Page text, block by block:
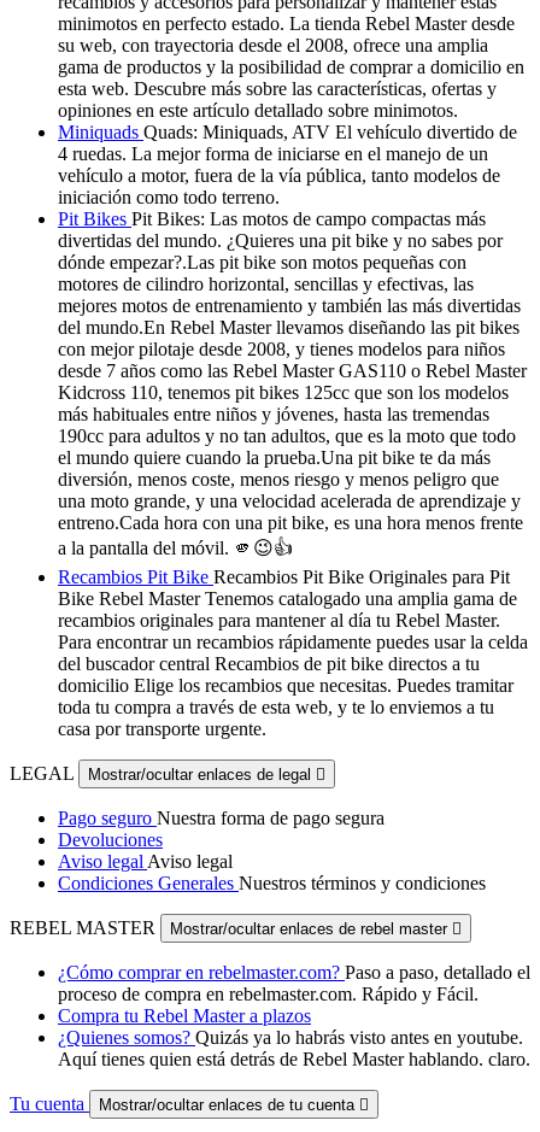
minimotos en perfecto estado. La tienda Rebel Master desde
su web, con trayectoria desde el 2008, ofrece una amplia
gama de productos y la posibilidad de comprar a domicilio en
esta web. Descubre más sobre las características, ofertas y
opiniones en este artículo detallado sobre minimotos.
Miniquads Quads: Miniquads, ATV El vehículo divertido de
4 ruedas. La mejor forma de iniciarse en el manejo de un
vehículo a motor, fuera de la vía pública, tanto modelos de
iniciación como todo terreno.
Pit Bikes Pit Bikes: Las motos de campo compactas más
divertidas del mundo. ¿Quieres una pit bike y no sabes por
dónde empezar?.Las pit bike son motos pequeñas con
motores de cilindro horizontal, sencillas y efectivas, las
mejores motos de entrenamiento y también las más divertidas
del mundo.En Rebel Master llevamos diseñando las pit bikes
con mejor pilotaje desde 2008, y tienes modelos para niños
desde 7 años como las Rebel Master GAS110 o Rebel Master
Kidcross 110, tenemos pit bikes 125cc que son los modelos
más habituales entre niños y jóvenes, hasta las tremendas
190cc para adultos y no tan adultos, que es la moto que todo
el mundo quiere cuando la prueba.Una pit bike te da más
diversión, menos coste, menos riesgo y menos peligro que
una moto grande, y una velocidad acelerada de aprendizaje y
entreno.Cada hora con una pit bike, es una hora menos frente
a la pantalla del móvil. 🫵😉👍
Recambios Pit Bike Recambios Pit Bike Originales para Pit
Bike Rebel Master Tenemos catalogado una amplia gama de
recambios originales para mantener al día tu Rebel Master.
Para encontrar un recambios rápidamente puedes usar la celda
del buscador central Recambios de pit bike directos a tu
domicilio Elige los recambios que necesitas. Puedes tramitar
toda tu compra a través de esta web, y te lo enviemos a tu
casa por transporte urgente.
LEGAL Mostrar/ocultar enlaces de legal 
Pago seguro Nuestra forma de pago segura
Devoluciones
Aviso legal Aviso legal
Condiciones Generales Nuestros términos y condiciones
REBEL MASTER Mostrar/ocultar enlaces de rebel master 
¿Cómo comprar en rebelmaster.com? Paso a paso, detallado el
proceso de compra en rebelmaster.com. Rápido y Fácil.
Compra tu Rebel Master a plazos
¿Quienes somos? Quizás ya lo habrás visto antes en youtube.
Aquí tienes quien está detrás de Rebel Master hablando. claro.
Tu cuenta Mostrar/ocultar enlaces de tu cuenta 